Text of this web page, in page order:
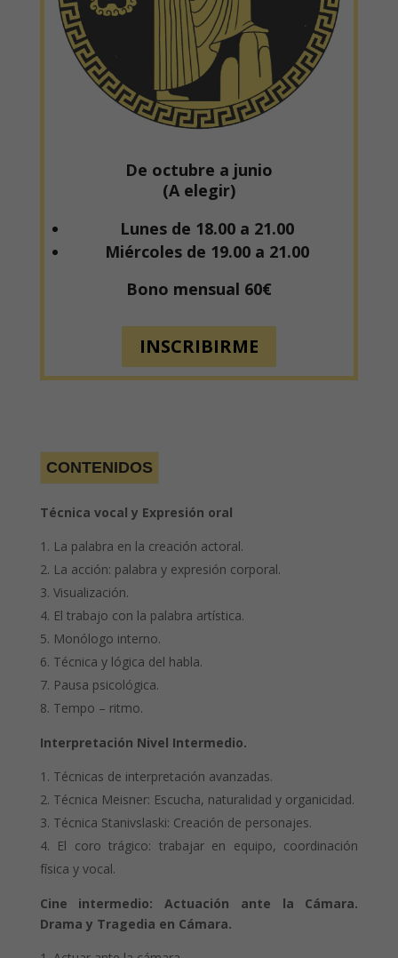
De octubre a junio
(A elegir)
Lunes de 18.00 a 21.00
Miércoles de 19.00 a 21.00
Bono mensual 60€
INSCRIBIRME
CONTENIDOS
Técnica vocal y Expresión oral
La palabra en la creación actoral.
La acción: palabra y expresión corporal.
Visualización.
El trabajo con la palabra artística.
Monólogo interno.
Técnica y lógica del habla.
Pausa psicológica.
Tempo – ritmo.
Interpretación Nivel Intermedio.
Técnicas de interpretación avanzadas.
Técnica Meisner: Escucha, naturalidad y organicidad.
Técnica Stanivslaski: Creación de personajes.
El coro trágico: trabajar en equipo, coordinación
física y vocal.
Cine intermedio: Actuación ante la Cámara.
Drama y Tragedia en Cámara.